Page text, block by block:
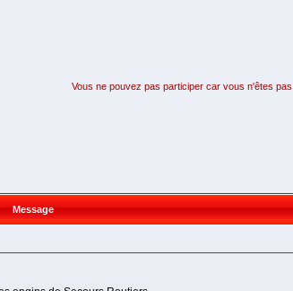
Vous ne pouvez pas participer car vous n'êtes
Message